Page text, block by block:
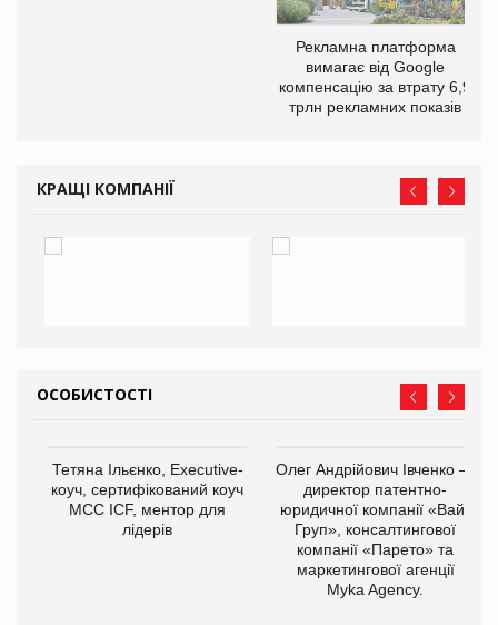
Рекламна платформа
вимагає від Google
компенсацію за втрату 6,9
трлн рекламних показів
КРАЩІ КОМПАНІЇ
ОСОБИСТОСТІ
Тетяна Ільєнко, Executive-
коуч, сертифікований коуч
МСС ICF, ментор для
лідерів
Олег Андрійович Івченко —
директор патентно-
юридичної компанії «Вайз
Груп», консалтингової
компанії «Парето» та
маркетингової агенції
Myka Agency.